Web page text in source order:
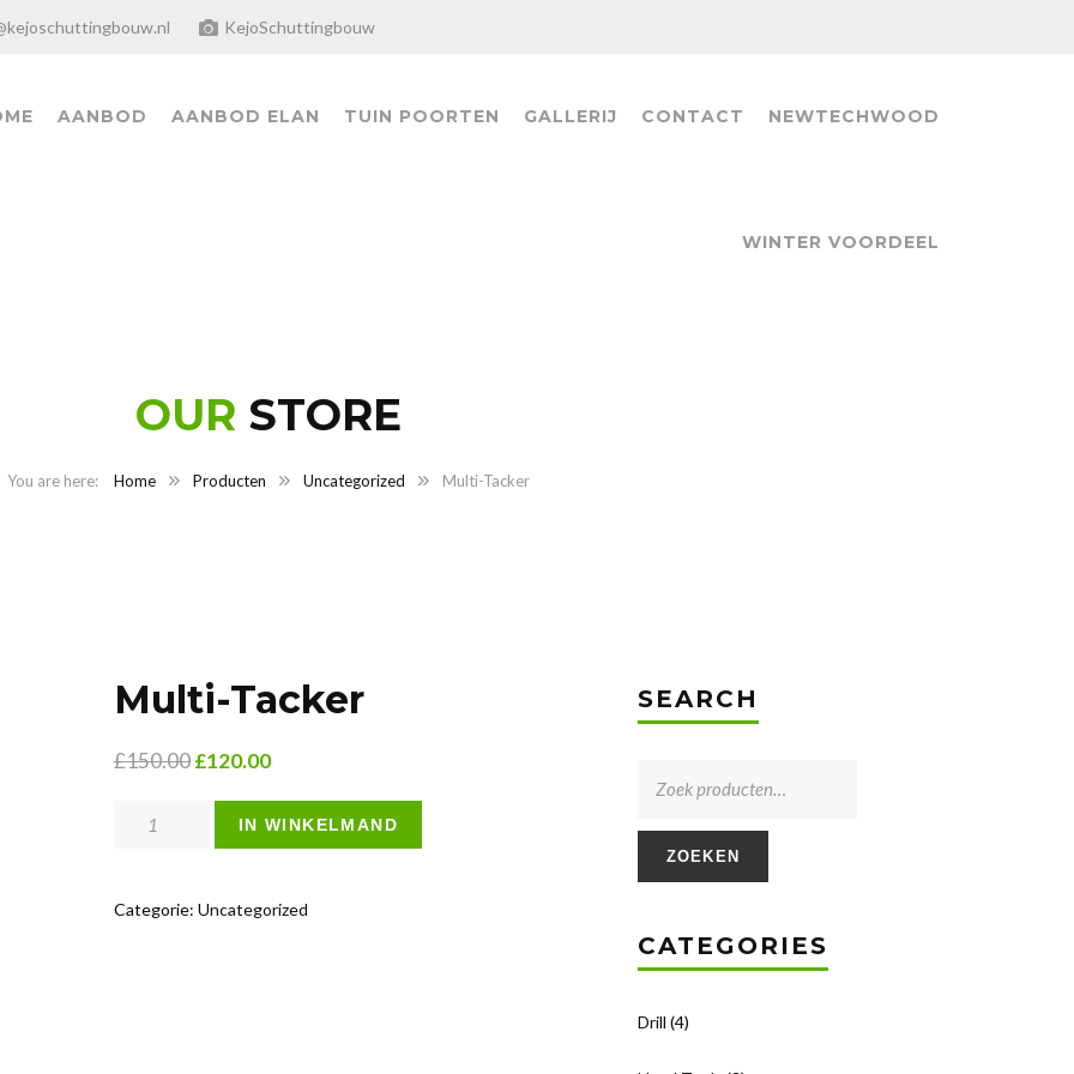
KejoSchuttingbouw
AANBOD AANBOD ELAN TUIN POORTEN GALLERIJ CONTACT NEWTECHWOOD
WINTER VOORDEEL
OUR STORE
Home Producten Uncategorized Multi-Tacker
Multi-Tacker
£150.00 £120.00
Multi-
IN WINKELMAND
Categorie: Uncategorized
SEARCH
ZOEKEN
CATEGORIES
Drill (4)